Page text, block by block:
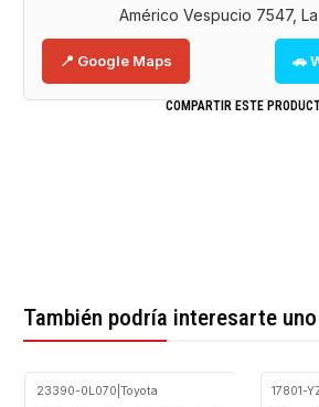
Américo Vespucio 7547,
📍 Google Maps 🚗
COMPARTIR ESTE
También podría interesarte
23390-0L070 Toyota 17801-